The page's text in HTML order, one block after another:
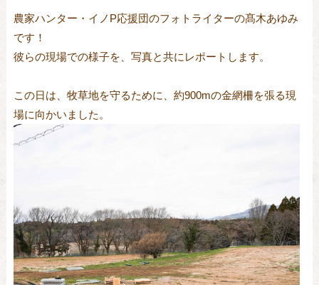
農家ハンター・イノP応援団のフォトライターの髙木あゆみ
です！
彼らの現場での様子を、写真と共にレポートします。
この日は、牧草地を守るために、約900mの金網柵を張る現
場に向かいました。